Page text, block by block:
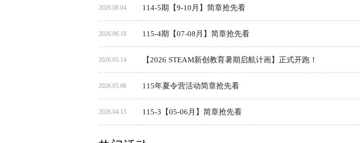
2026.08.04 114-5期【9-10月】简章抢先看
2026.06.18 115-4期【07-08月】简章抢先看
2026.05.14 【2026 STEAM新创教育暑期启航计画】正式开跑！
2026.05.06 115年夏令营活动简章抢先看
2026.04.15 115-3【05-06月】简章抢先看